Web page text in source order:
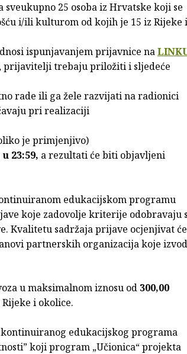
25 osoba iz Hrvatske koji se
i/ili kulturom od kojih je 15 iz Rijeke i
ispunjavanjem prijavnice na
prijavitelji trebaju priložiti i sljedeće
rade ili ga žele razvijati na radionici
pri realizaciji
je primjenjivo)
23:59, a rezultati će biti objavljeni
edukacijskom programu
koje zadovolje kriterije odobravaju
Kvalitetu sadržaja prijave ocjenjivat će
partnerskih organizacija koje
u maksimalnom iznosu od 300,00
i okolice.
edukacijskog programa
koji program „Učionica“ projekta